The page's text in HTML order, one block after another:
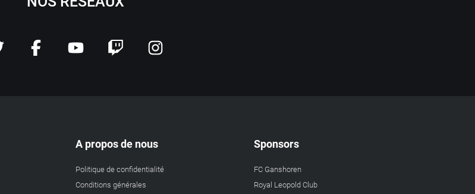
A propos de nous
Politique de confidentialité
Conditions générales
Sponsors
FC Ganshoren
Royal Leopold Club